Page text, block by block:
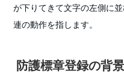
が下りてきて文字の左側に
連の動作を指します。
防護標章登録の背